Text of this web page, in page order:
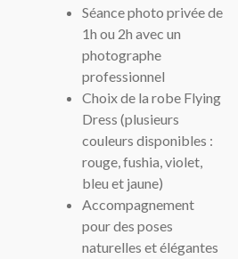
Séance photo privée de
1h ou 2h avec un
photographe
professionnel
Choix de la robe Flying
Dress (plusieurs
couleurs disponibles :
rouge, fushia, violet,
bleu et jaune)
Accompagnement
pour des poses
naturelles et élégantes